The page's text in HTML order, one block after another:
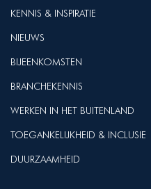
KENNIS & INSPIRATIE
NIEUWS
BIJEENKOMSTEN
BRANCHEKENNIS
WERKEN IN HET BUITENLAND
TOEGANKELIJKHEID & INCLUSIE
DUURZAAMHEID